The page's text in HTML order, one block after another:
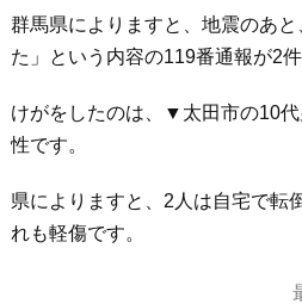
群馬県によりますと、地震のあ
た」という内容の119番通報が2
けがをしたのは、▼太田市の10
性です。
県によりますと、2人は自宅で転
れも軽傷です。